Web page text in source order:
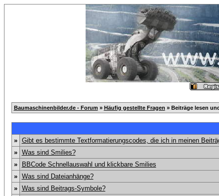
Baumaschinenbilder.de - Forum » Häufig gestellte Fragen » Beiträge lesen
»
Gibt es bestimmte Textformatierungscodes, die ich in meinen
»
Was sind Smilies?
»
BBCode Schnellauswahl und klickbare Smilies
»
Was sind Dateianhänge?
»
Was sind Beitrags-Symbole?